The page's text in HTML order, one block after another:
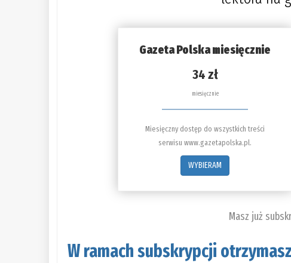
Gazeta Polska miesięcznie
34 zł
miesięcznie
Miesięczny dostęp do wszystkich treści
serwisu www.gazetapolska.pl.
WYBIERAM
Masz już
W ramach subskrypcji